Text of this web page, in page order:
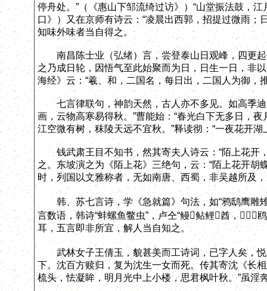
停舟处。”（《惠山下邹流绮过访》）“山堂振法鼓，
口》）又在京师有诗云：“凌晨出西郭，招提过微雨
知味外味者当自得之。
南昌陈士业（弘绪）言，尝登泰山日观峰，四更起
之乃成日轮，因悟气至此始聚而为日，日生一日，非
海经》云：“羲、和，二国名，每日出，二国人为御，
七言律联句，神韵天然，古人亦不多见。如高季迪
画，云物高寒易得秋。”曹能始：“春光白下无多日，
江空微有树，秣陵天远不宜秋。”释读彻：“一夜花开
钱武肃王目不知书，然其寄夫人诗云：“陌上花开，
之。东坡演之为《陌上花》三绝句，云：“陌上花开
时，列国以文雅称者，无如南唐、西蜀，非吴越所及
韩、苏七言诗，学《急就篇》句法，如“鸦鸱鹰雕
言数语，韩诗“蚌螺鱼鳖虫”，卢仝“鳗鲇鲤酋，
耳，五言即非所宜，解人当自知之。
武林女子王倩玉，貌甚美而工诗词，已字人矣，悦
下。沈百方赎归，复为沈生一女而死。传其寄沈《长
梳头，怯凝眸，明月光中上小楼，思君枫叶秋。”虽淫